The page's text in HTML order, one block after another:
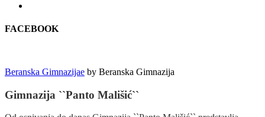
FACEBOOK
Beranska Gimnazijae by Beranska Gimnazija
Gimnazija ``Panto Mališić``